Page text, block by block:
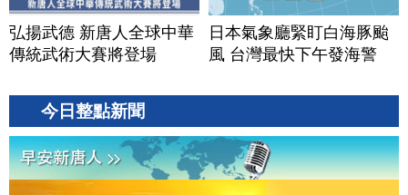
弘揚武德 新唐人全球中華
傳統武術大賽將登場
日本氣象廳緊盯白海豚颱
風 台灣最快下午發海警
今日整點新聞